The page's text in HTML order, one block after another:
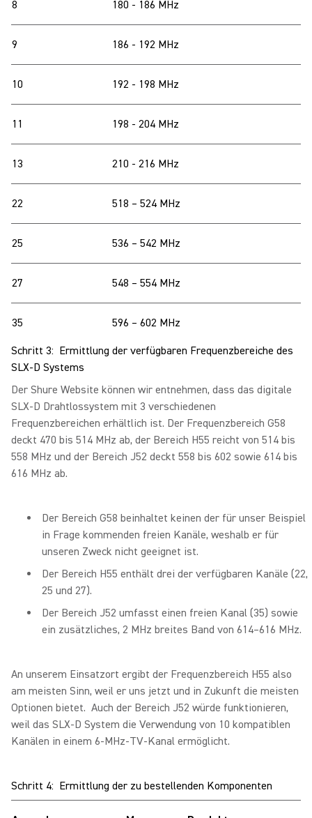
8 180 - 186 MHz
9 186 - 192 MHz
10 192 - 198 MHz
11 198 - 204 MHz
13 210 - 216 MHz
22 518 – 524 MHz
25 536 – 542 MHz
27 548 – 554 MHz
35
596 – 602 MHz
Schritt 3: Ermittlung der verfügbaren Frequenzbereiche des
SLX-D Systems
Der Shure Website können wir entnehmen, dass das digitale
SLX-D Drahtlossystem mit 3 verschiedenen
Frequenzbereichen erhältlich ist. Der Frequenzbereich G58
deckt 470 bis 514 MHz ab, der Bereich H55 reicht von 514 bis
558 MHz und der Bereich J52 deckt 558 bis 602 sowie 614 bis
616 MHz ab.
Der Bereich G58 beinhaltet keinen der für unser Beispiel
in Frage kommenden freien Kanäle, weshalb er für
unseren Zweck nicht geeignet ist.
Der Bereich H55 enthält drei der verfügbaren Kanäle (22,
25 und 27).
Der Bereich J52 umfasst einen freien Kanal (35) sowie
ein zusätzliches, 2 MHz breites Band von 614–616 MHz.
An unserem Einsatzort ergibt der Frequenzbereich H55 also
am meisten Sinn, weil er uns jetzt und in Zukunft die meisten
Optionen bietet. Auch der Bereich J52 würde funktionieren,
weil das SLX-D System die Verwendung von 10 kompatiblen
Kanälen in einem 6-MHz-TV-Kanal ermöglicht.
Schritt 4: Ermittlung der zu bestellenden Komponenten